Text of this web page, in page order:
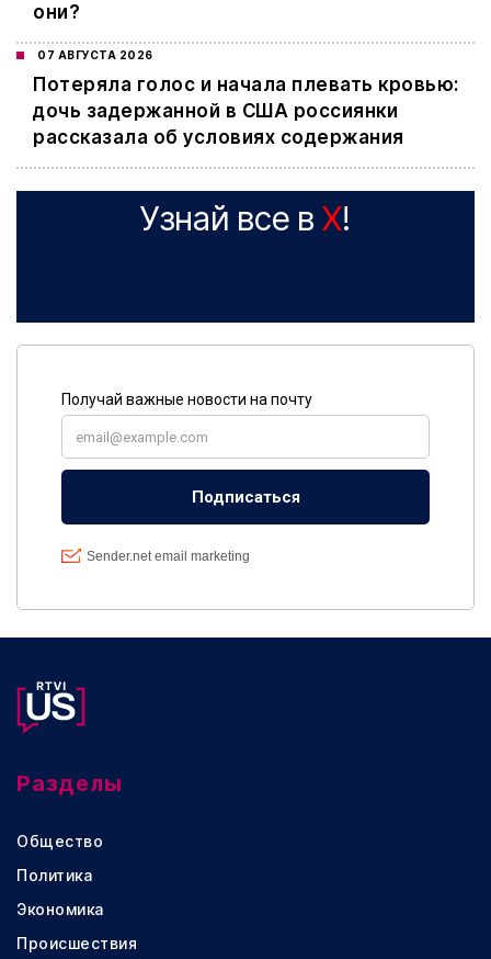
они?
07 АВГУСТА 2026
Потеряла голос и начала плевать кровью:
дочь задержанной в США россиянки
рассказала об условиях содержания
Узнай все в X!
Разделы
Общество
Политика
Экономика
Происшествия